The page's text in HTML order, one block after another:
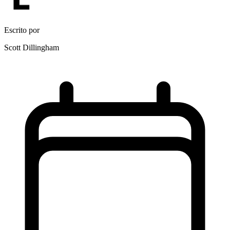
Escrito por
Scott Dillingham